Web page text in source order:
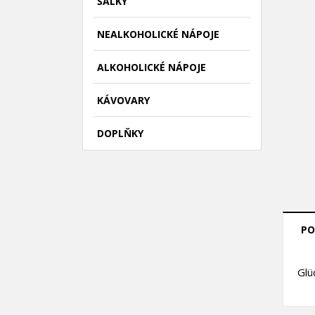
NEALKOHOLICKÉ NÁPOJE
ALKOHOLICKÉ NÁPOJE
KÁVOVARY
DOPLŇKY